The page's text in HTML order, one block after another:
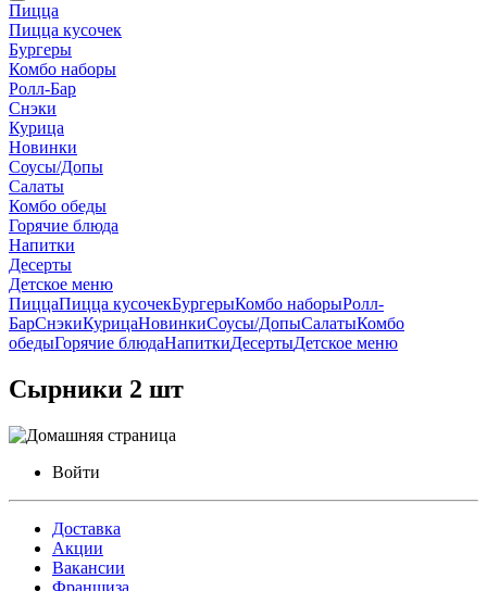
Пицца
Пицца кусочек
Бургеры
Комбо наборы
Ролл-Бар
Снэки
Курица
Новинки
Соусы/Допы
Салаты
Комбо обеды
Горячие блюда
Напитки
Десерты
Детское меню
ПиццаПицца кусочекБургерыКомбо наборыРолл-
БарСнэкиКурицаНовинкиСоусы/ДопыСалатыКомбо
обедыГорячие блюдаНапиткиДесертыДетское меню
Сырники 2 шт
Войти
Доставка
Акции
Вакансии
Франшиза